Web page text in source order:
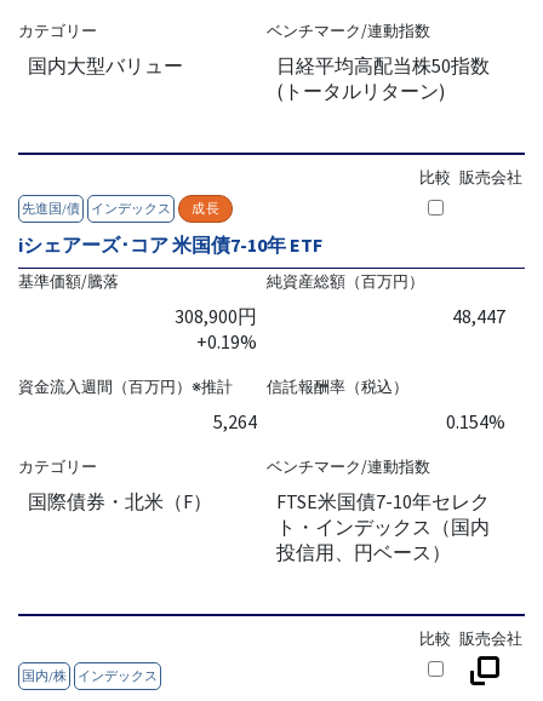
カテゴリー
国内大型バリュー
ベンチマーク/連動指数
日経平均高配当株50指数
(トータルリターン)
先進国/債 インデックス 成長
比較 販売会社
iシェアーズ･コア 米国債7-10年 ETF
基準価額/騰落
308,900円
+0.19%
純資産総額（百万円）
48,447
資金流入週間（百万円）※推計
5,264
信託報酬率（税込）
0.154%
カテゴリー
国際債券・北米（F）
ベンチマーク/連動指数
FTSE米国債7-10年セレク
ト・インデックス（国内
投信用、円ベース）
国内/株 インデックス
比較 販売会社